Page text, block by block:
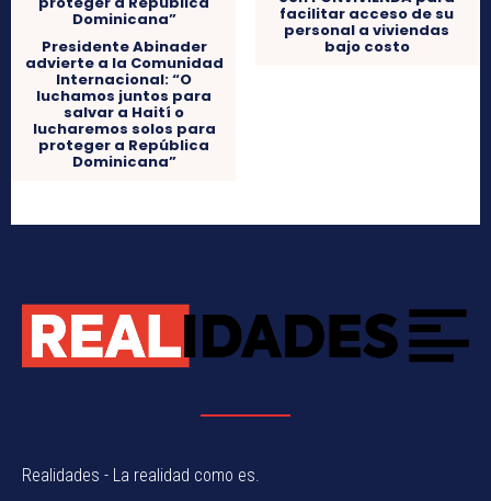
Presidente Abinader
advierte a la Comunidad
Internacional: “O
luchamos juntos para
salvar a Haití o
lucharemos solos para
proteger a República
Dominicana”
facilitar acceso de su
personal a viviendas
bajo costo
Realidades - La realidad como es.